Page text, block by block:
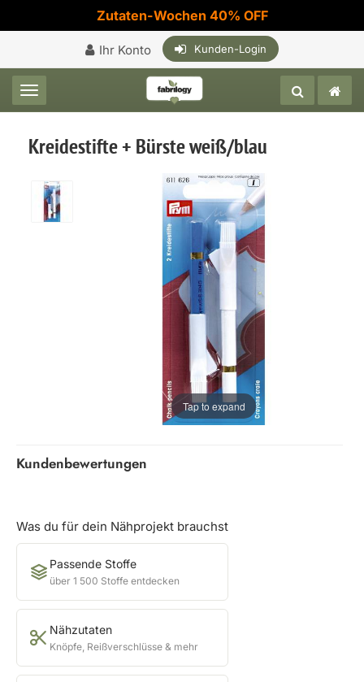
Zutaten-Wochen 40% OFF
Ihr Konto Kunden-Login
Toggle navigation
Kreidestifte + Bürste weiß/blau
Tap to expand
Kundenbewertungen
Was du für dein Nähprojekt brauchst
Passende Stoffe
über 1 500 Stoffe entdecken
Nähzutaten
Knöpfe, Reißverschlüsse & mehr